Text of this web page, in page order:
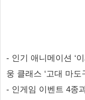
- 인기 애니메이션 ‘
웅 클래스 ‘고대 마도
- 인게임 이벤트 4종